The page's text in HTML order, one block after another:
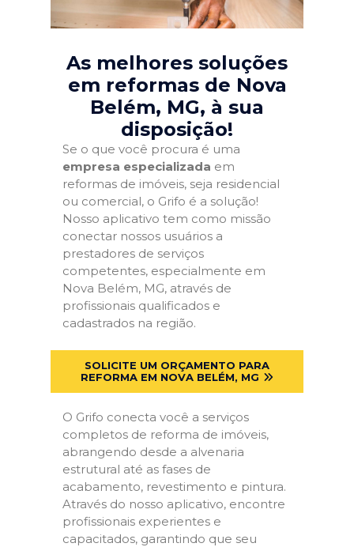
As melhores soluções
em reformas de Nova
Belém, MG, à sua
disposição!
Se o que você procura é uma
empresa especializada em
reformas de imóveis, seja residencial
ou comercial, o Grifo é a solução!
Nosso aplicativo tem como missão
conectar nossos usuários a
prestadores de serviços
competentes, especialmente em
Nova Belém, MG, através de
profissionais qualificados e
cadastrados na região.
SOLICITE UM ORÇAMENTO PARA
REFORMA EM NOVA BELÉM, MG
O Grifo conecta você a serviços
completos de reforma de imóveis,
abrangendo desde a alvenaria
estrutural até as fases de
acabamento, revestimento e pintura.
Através do nosso aplicativo, encontre
profissionais experientes e
capacitados, garantindo que seu